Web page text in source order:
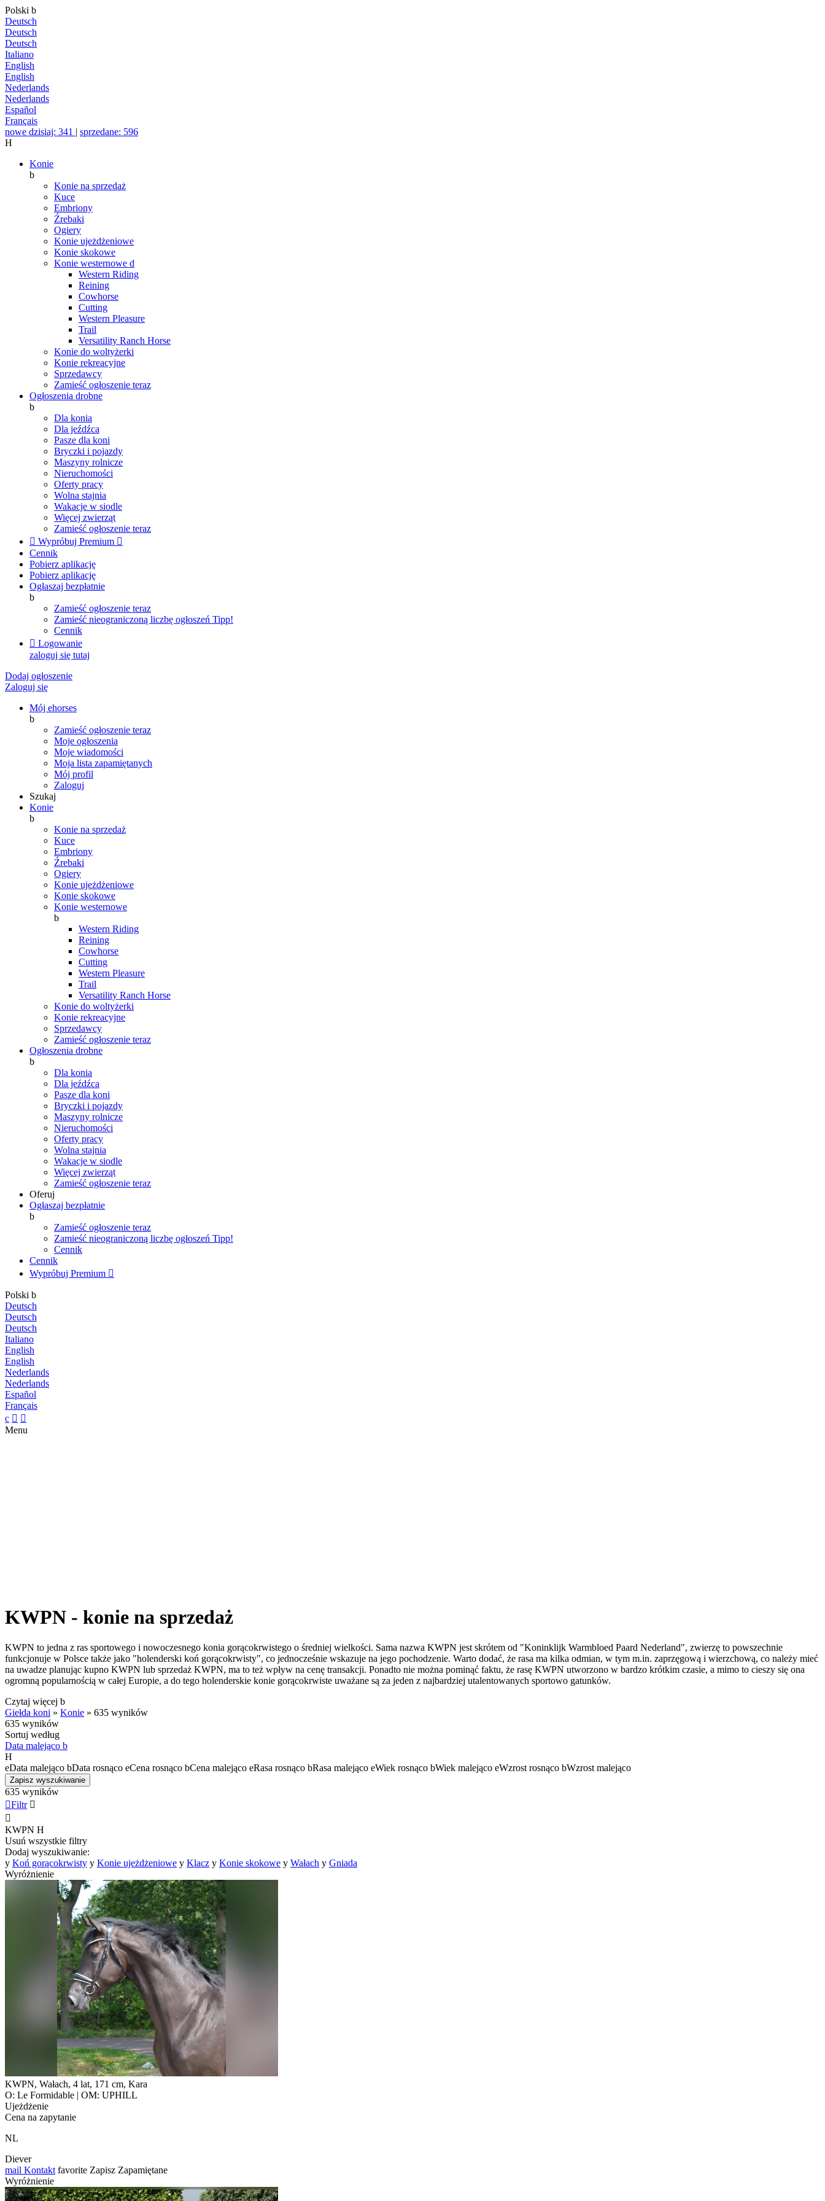
Polski b
Deutsch
Deutsch
Deutsch
Italiano
English
English
Nederlands
Nederlands
Español
Français
nowe dzisiaj: 341 | sprzedane: 596
H
Konie
b
Konie na sprzedaż
Kuce
Embriony
Źrebaki
Ogiery
Konie ujeżdżeniowe
Konie skokowe
Konie westernowe d
Western Riding
Reining
Cowhorse
Cutting
Western Pleasure
Trail
Versatility Ranch Horse
Konie do woltyżerki
Konie rekreacyjne
Sprzedawcy
Zamieść ogłoszenie teraz
Ogłoszenia drobne
b
Dla konia
Dla jeźdźca
Pasze dla koni
Bryczki i pojazdy
Maszyny rolnicze
Nieruchomości
Oferty pracy
Wolna stajnia
Wakacje w siodle
Więcej zwierząt
Zamieść ogłoszenie teraz
 Wypróbuj Premium 
Cennik
Pobierz aplikację
Pobierz aplikację
Ogłaszaj bezpłatnie
b
Zamieść ogłoszenie teraz
Zamieść nieograniczoną liczbę ogłoszeń Tipp!
Cennik
 Logowanie
zaloguj się tutaj
Dodaj ogłoszenie
Zaloguj się
Mój ehorses
b
Zamieść ogłoszenie teraz
Moje ogłoszenia
Moje wiadomości
Moja lista zapamiętanych
Mój profil
Zaloguj
Szukaj
Konie
b
Konie na sprzedaż
Kuce
Embriony
Źrebaki
Ogiery
Konie ujeżdżeniowe
Konie skokowe
Konie westernowe
b
Western Riding
Reining
Cowhorse
Cutting
Western Pleasure
Trail
Versatility Ranch Horse
Konie do woltyżerki
Konie rekreacyjne
Sprzedawcy
Zamieść ogłoszenie teraz
Ogłoszenia drobne
b
Dla konia
Dla jeźdźca
Pasze dla koni
Bryczki i pojazdy
Maszyny rolnicze
Nieruchomości
Oferty pracy
Wolna stajnia
Wakacje w siodle
Więcej zwierząt
Zamieść ogłoszenie teraz
Oferuj
Ogłaszaj bezpłatnie
b
Zamieść ogłoszenie teraz
Zamieść nieograniczoną liczbę ogłoszeń Tipp!
Cennik
Cennik
Wypróbuj Premium 
Polski b
Deutsch
Deutsch
Deutsch
Italiano
English
English
Nederlands
Nederlands
Español
Français
c  
Menu
KWPN - konie na sprzedaż
KWPN to jedna z ras sportowego i nowoczesnego konia gorącokrwistego o średniej wielkości. Sama nazwa KWPN jest skrótem od "Koninklijk Warmbloed Paard Nederland", zwierzę to powszechnie
funkcjonuje w Polsce także jako "holenderski koń gorącokrwisty", co jednocześnie wskazuje na jego pochodzenie. Warto dodać, że rasa ma kilka odmian, w tym m.in. zaprzęgową i wierzchową, co należy mieć
na uwadze planując kupno KWPN lub sprzedaż KWPN, ma to też wpływ na cenę transakcji. Ponadto nie można pominąć faktu, że rasę KWPN utworzono w bardzo krótkim czasie, a mimo to cieszy się ona
ogromną popularnością w całej Europie, a do tego holenderskie konie gorącokrwiste uważane są za jeden z najbardziej utalentowanych sportowo gatunków.
Czytaj więcej b
Giełda koni » Konie » 635 wyników
635 wyników
Sortuj według
Data malejąco b
H
eData malejąco bData rosnąco eCena rosnąco bCena malejąco eRasa rosnąco bRasa malejąco eWiek rosnąco bWiek malejąco eWzrost rosnąco bWzrost malejąco
Zapisz wyszukiwanie
635 wyników
Filtr 

KWPN H
Usuń wszystkie filtry
Dodaj wyszukiwanie:
y Koń gorącokrwisty y Konie ujeżdżeniowe y Klacz y Konie skokowe y Wałach y Gniada
Wyróżnienie
KWPN, Wałach, 4 lat, 171 cm, Kara
O: Le Formidable | OM: UPHILL
Ujeżdżenie
Cena na zapytanie
NL
Diever
mail Kontakt favorite Zapisz Zapamiętane
Wyróżnienie